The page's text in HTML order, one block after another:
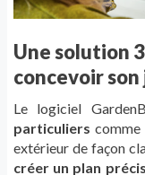
Une solution
concevoir
Le logiciel
particuliers comme
extérieur de façon
créer un plan précis